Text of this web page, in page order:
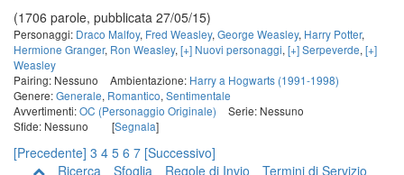
(1706 parole, pubblicata 27/05/15)
Personaggi: Draco Malfoy, Fred Weasley, George Weasley, Harry Potter,
Hermione Granger, Ron Weasley, [+] Nuovi personaggi, [+] Serpeverde, [+]
Weasley
Pairing: Nessuno
Ambientazione: Harry a Hogwarts (1991-1998)
Genere:Generale, Romantico, Sentimentale
Avvertimenti:OC (Personaggio Originale)
Serie: Nessuno
Sfide: Nessuno
[Segnala]
[Precedente] 3 4 5 6 7 [Successivo]
Ricerca
Sfoglia Regole di Invio Termini di Servizio